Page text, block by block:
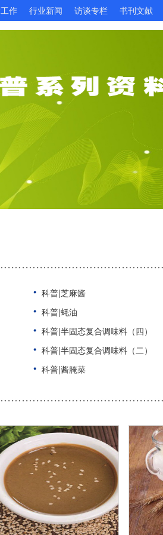
作 行业新闻 访谈专栏 书刊文献
科普|芝麻酱
科普|蚝油
科普|半固态复合调味料（四）
科普|半固态复合调味料（二）
科普|酱腌菜